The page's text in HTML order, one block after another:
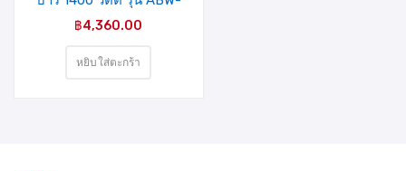
VAT-70P(04-009-006)
฿4,360.00
หยิบใส่ตะกร้า